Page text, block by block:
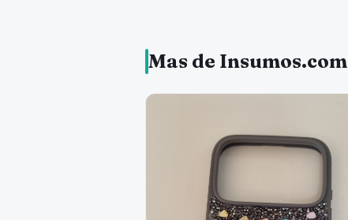
Mas de Insumos.com